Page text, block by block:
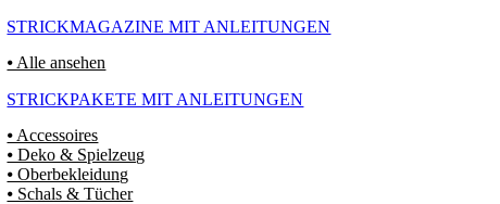
STRICKMAGAZINE MIT ANLEITUNGEN
⦁ Alle ansehen
STRICKPAKETE MIT ANLEITUNGEN
⦁ Accessoires
⦁ Deko & Spielzeug
⦁ Oberbekleidung
⦁ Schals & Tücher